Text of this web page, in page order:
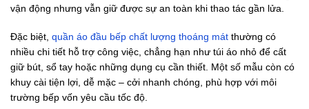
vận động nhưng vẫn giữ được sự an toàn khi thao tác gần lửa.
Đặc biệt, quần áo đầu bếp chất lượng thoáng mát thường có
nhiều chi tiết hỗ trợ công việc, chẳng hạn như túi áo nhỏ để cất
giữ bút, sổ tay hoặc những dụng cụ cần thiết. Một số mẫu còn có
khuy cài tiện lợi, dễ mặc – cởi nhanh chóng, phù hợp với môi
trường bếp vốn yêu cầu tốc độ.